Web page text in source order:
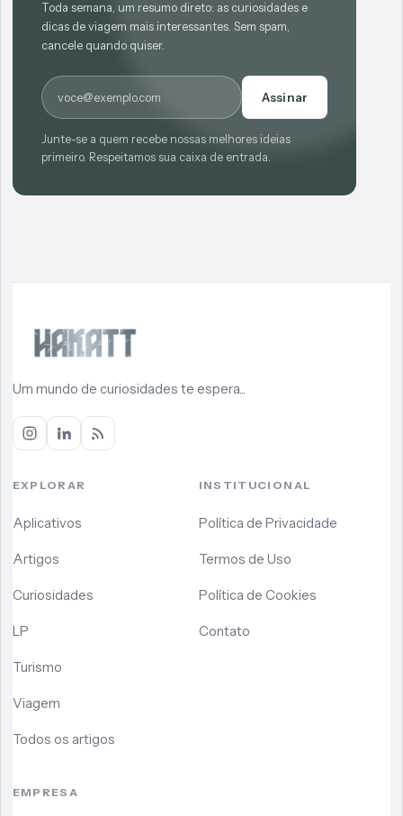
Toda semana, um resumo direto: as curiosidades e
dicas de viagem mais interessantes. Sem spam,
cancele quando quiser.
E-mail
Assinar
Junte-se a quem recebe nossas melhores ideias
primeiro. Respeitamos sua caixa de entrada.
Um mundo de curiosidades te espera...
EXPLORAR
Aplicativos
Artigos
Curiosidades
LP
Turismo
Viagem
Todos os artigos
INSTITUCIONAL
Política de Privacidade
Termos de Uso
Política de Cookies
Contato
EMPRESA